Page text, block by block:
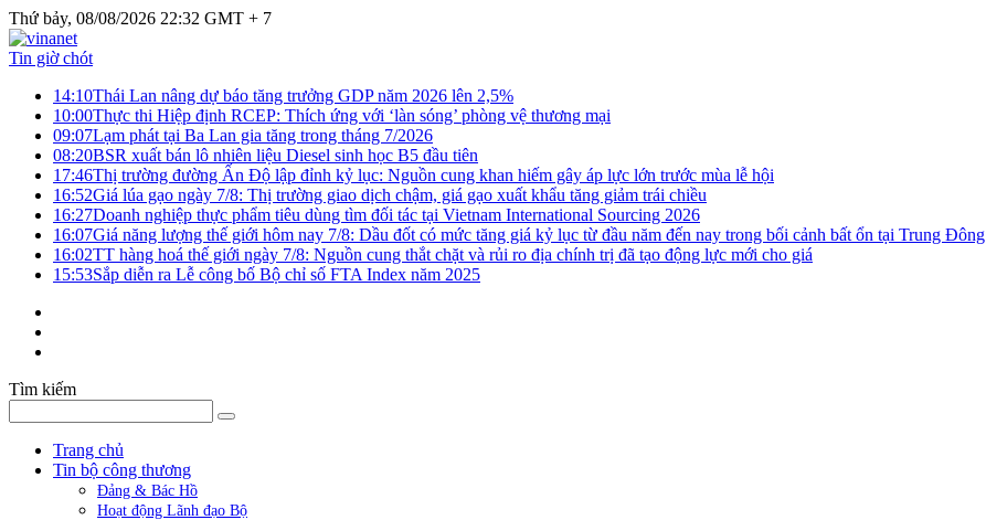
Thứ bảy, 08/08/2026 22:32 GMT + 7
Tin giờ chót
14:10Thái Lan nâng dự báo tăng trưởng GDP năm 2026 lên 2,5%
10:00Thực thi Hiệp định RCEP: Thích ứng với ‘làn sóng’ phòng vệ thương mại
09:07Lạm phát tại Ba Lan gia tăng trong tháng 7/2026
08:20BSR xuất bán lô nhiên liệu Diesel sinh học B5 đầu tiên
17:46Thị trường đường Ấn Độ lập đỉnh kỷ lục: Nguồn cung khan hiếm gây áp lực lớn trước mùa lễ hội
16:52Giá lúa gạo ngày 7/8: Thị trường giao dịch chậm, giá gạo xuất khẩu tăng giảm trái chiều
16:27Doanh nghiệp thực phẩm tiêu dùng tìm đối tác tại Vietnam International Sourcing 2026
16:07Giá năng lượng thế giới hôm nay 7/8: Dầu đốt có mức tăng giá kỷ lục từ đầu năm đến nay trong bối cảnh bất ổn tại Trung Đông
16:02TT hàng hoá thế giới ngày 7/8: Nguồn cung thắt chặt và rủi ro địa chính trị đã tạo động lực mới cho giá
15:53Sắp diễn ra Lễ công bố Bộ chỉ số FTA Index năm 2025
Tìm kiếm
Trang chủ
Tin bộ công thương
Đảng & Bác Hồ
Hoạt động Lãnh đạo Bộ